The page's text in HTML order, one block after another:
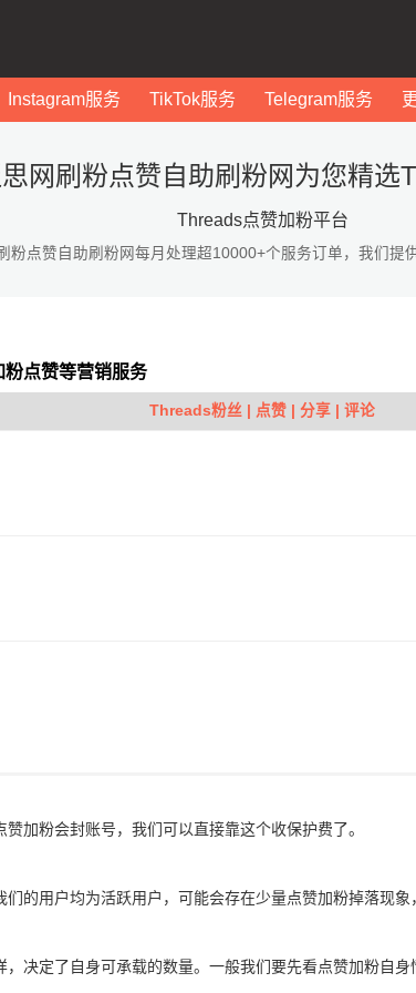
Instagram服务 TikTok服务 Telegram服务
网刷粉点赞自助刷粉网为您精选
Threads点赞加粉平台
粉点赞自助刷粉网每月处理超10000+个服务订单，我们提
点赞等营销服务
Threads粉丝 | 点赞 | 分享 | 评论
加粉会封账号，我们可以直接靠这个收保护费了。
的用户均为活跃用户，可能会存在少量点赞加粉掉落现象
决定了自身可承载的数量。一般我们要先看点赞加粉自